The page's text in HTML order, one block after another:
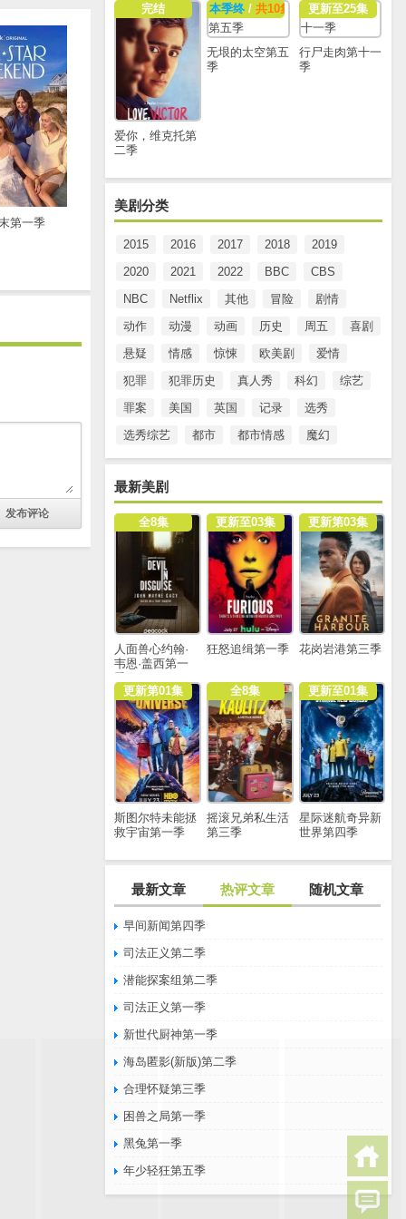
完结
爱你，维克托第
二季
本季终/ 共10集
无垠的太空第五
季
更新至25集
行尸走肉第十一
季
美剧分类
2015 2016 2017 2018
2019
2020
2021 2022 BBC
CBS
NBC
Netflix 其他 冒险
剧情
动作
动漫 动画 历史 周五
喜剧
悬疑
情感 惊悚 欧美剧
爱情
犯罪
犯罪历史 真人秀 科幻
综艺
罪案
美国 英国 记录
选秀
选秀综艺
都市 都市情感 魔幻
最新美剧
全8集
人面兽心约翰·
韦恩·盖西第一
季
更新至03集
狂怒追缉第一季
更新第03集
花岗岩港第三季
更新第01集
斯图尔特未能拯
救宇宙第一季
全8集
摇滚兄弟私生活
第三季
更新至01集
星际迷航奇异新
世界第四季
最新文章 热评文章 随机文章
早间新闻第四季
司法正义第二季
潜能探案组第二季
司法正义第一季
新世代厨神第一季
海岛匿影(新版)第二季
合理怀疑第三季
困兽之局第一季
黑兔第一季
年少轻狂第五季
第一季